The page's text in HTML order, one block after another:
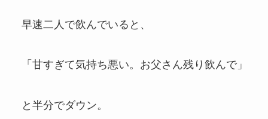
早速二人で飲んでいると、
「甘すぎて気持ち悪い。お父さん残り飲んで」
と半分でダウン。